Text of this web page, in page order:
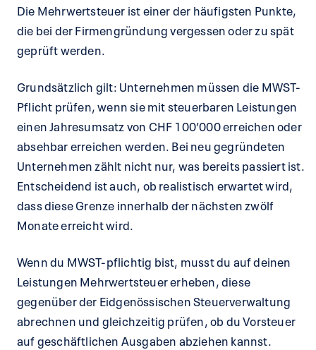
Die Mehrwertsteuer ist einer der häufigsten Punkte,
die bei der Firmengründung vergessen oder zu spät
geprüft werden.
Grundsätzlich gilt: Unternehmen müssen die MWST-
Pflicht prüfen, wenn sie mit steuerbaren Leistungen
einen Jahresumsatz von CHF 100’000 erreichen oder
absehbar erreichen werden. Bei neu gegründeten
Unternehmen zählt nicht nur, was bereits passiert ist.
Entscheidend ist auch, ob realistisch erwartet wird,
dass diese Grenze innerhalb der nächsten zwölf
Monate erreicht wird.
Wenn du MWST-pflichtig bist, musst du auf deinen
Leistungen Mehrwertsteuer erheben, diese
gegenüber der Eidgenössischen Steuerverwaltung
abrechnen und gleichzeitig prüfen, ob du Vorsteuer
auf geschäftlichen Ausgaben abziehen kannst.